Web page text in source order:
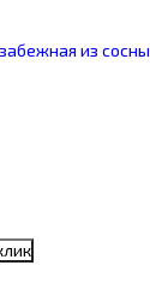
из сосны